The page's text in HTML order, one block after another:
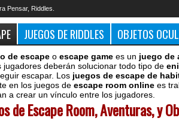
Pensar, Riddles.
JUEGOS DE RIDDLES OBJETOS
de escape o escape game es un juego de
deberán solucionar todo tipo de
escapar. Los juegos de escape de
en los juegos de escape room online es
a crear un vínculo entre los jugadores.
de Escape Room, Aventuras, y